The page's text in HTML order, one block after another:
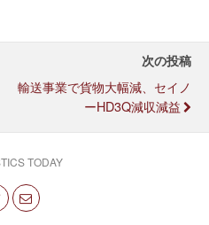
次の投稿
輸送事業で貨物大幅減、セイノ
ーHD3Q減収減益
TODAY